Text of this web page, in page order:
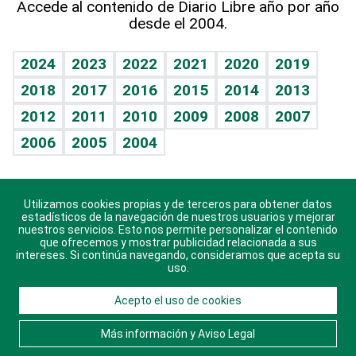
Vida y familia
Eñe
Celebrando la vida
Sin complejos
En pocas palabras
Escuchando al corazón
Economía Personal
TBT Deportivo
Guía del dinero
Horóscopos
Crucigramas
Accede al contenido de Diario Libre año por año
desde el 2004.
2024 2023 2022 2021 2020
2019
2018
2017 2016 2015 2014
2013
2012
2011 2010 2009 2008
2007
2006
2005 2004
Descarga nuestras aplicaciones para Android, iOS y
sistema Huawei.
© 2021 Diario Libre, todos los derechos reservados.
Consulta elAviso Legal. Ponte en Contacto
nosotros y conoce más sobre Diario Libre
Utilizamos cookies propias y de terceros para obtener datos
estadísticos de la navegación de nuestros usuarios y mejorar
nuestros servicios. Esto nos permite personalizar el contenido
que ofrecemos y mostrar publicidad relacionada a sus
intereses. Si continúa navegando, consideramos que acepta su
uso.
Acepto el uso de cookies
Más información y Aviso Legal